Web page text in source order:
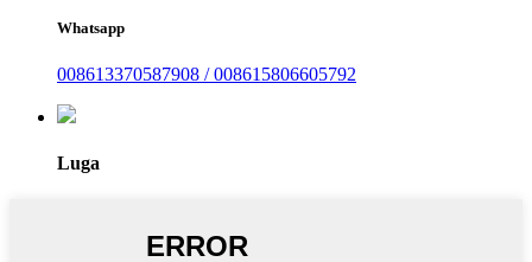
Whatsapp
008613370587908 / 008615806605792
Luga